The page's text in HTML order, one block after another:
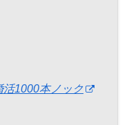
活1000本ノック